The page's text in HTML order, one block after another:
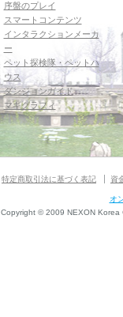
序盤のプレイ
スマートコンテンツ
インタラクションメーカ
ー
ペット探検隊・ペットハ
ウス
ダンジョンガイド
マギグラフィ
特定商取引法に基づく表記 資
オ
Copyright © 2009 NEXON Korea